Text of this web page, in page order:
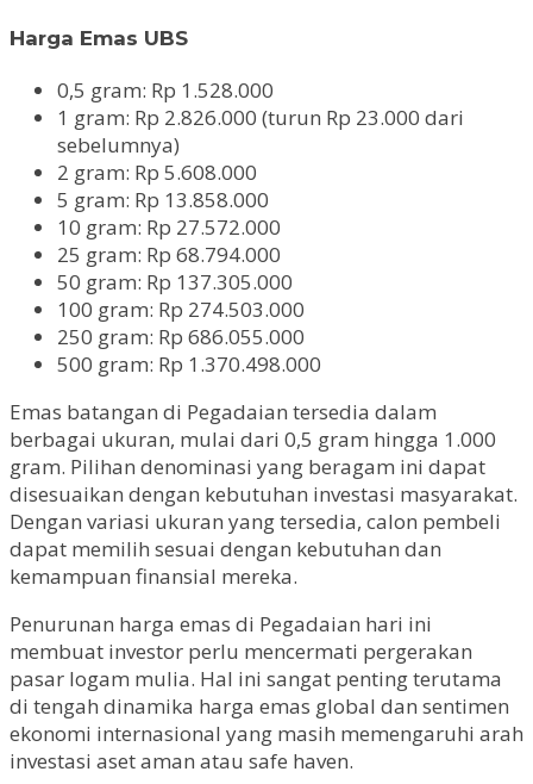
Harga Emas UBS
0,5 gram: Rp 1.528.000
1 gram: Rp 2.826.000 (turun Rp 23.000 dari
sebelumnya)
2 gram: Rp 5.608.000
5 gram: Rp 13.858.000
10 gram: Rp 27.572.000
25 gram: Rp 68.794.000
50 gram: Rp 137.305.000
100 gram: Rp 274.503.000
250 gram: Rp 686.055.000
500 gram: Rp 1.370.498.000
Emas batangan di Pegadaian tersedia dalam
berbagai ukuran, mulai dari 0,5 gram hingga 1.000
gram. Pilihan denominasi yang beragam ini dapat
disesuaikan dengan kebutuhan investasi masyarakat.
Dengan variasi ukuran yang tersedia, calon pembeli
dapat memilih sesuai dengan kebutuhan dan
kemampuan finansial mereka.
Penurunan harga emas di Pegadaian hari ini
membuat investor perlu mencermati pergerakan
pasar logam mulia. Hal ini sangat penting terutama
di tengah dinamika harga emas global dan sentimen
ekonomi internasional yang masih memengaruhi arah
investasi aset aman atau safe haven.